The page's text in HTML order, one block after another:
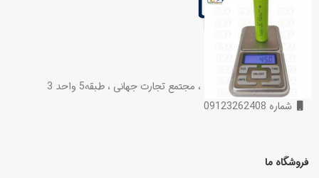
تماس با ما
تهران ، میدان فردوسی ، مجتمع تجارت جهانی ، طبقه5 واحد 3
شماره 09123262408
فروشگاه ما